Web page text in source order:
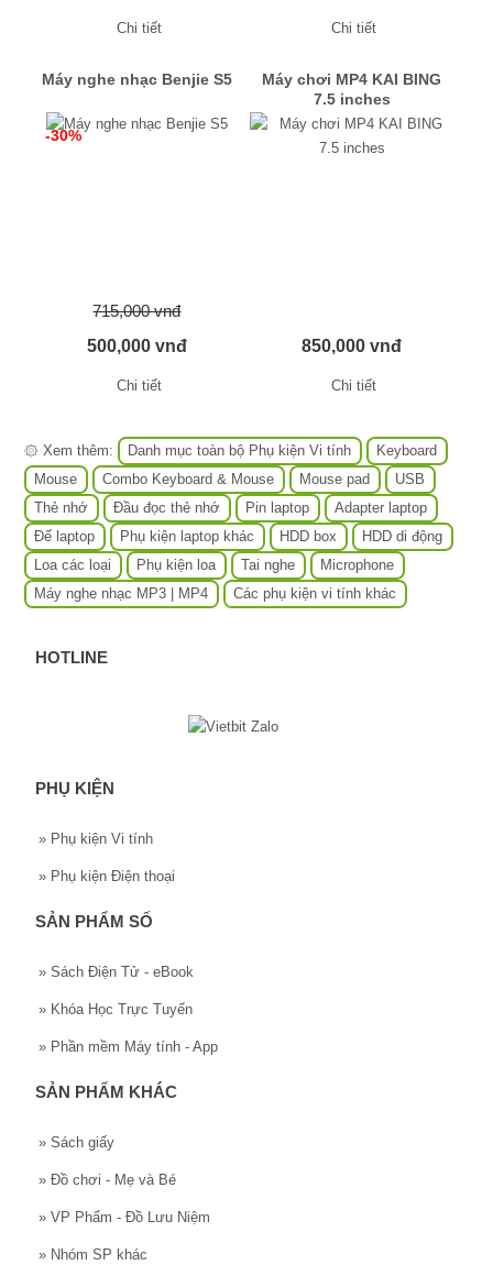
Chi tiết Chi tiết
Máy nghe nhạc Benjie S5
-30%
715,000 vnđ
500,000 vnđ
Chi tiết
Máy chơi MP4 KAI BING
7.5 inches
850,000 vnđ
Chi tiết
۞ Xem thêm: Danh mục toàn bộ Phụ kiện Vi tính
Keyboard
Mouse
Combo Keyboard & Mouse Mouse pad
USB
Thẻ nhớ
Đầu đọc thẻ nhớ Pin laptop
Adapter laptop
Đế laptop
Phụ kiện laptop khác HDD box
HDD di động
Loa các loại
Phụ kiện loa Tai nghe
Microphone
Máy nghe nhạc MP3 | MP4
Các phụ kiện vi tính khác
HOTLINE
PHỤ KIỆN
» Phụ kiện Vi tính
» Phụ kiện Điện thoại
SẢN PHẨM SỐ
» Sách Điện Tử - eBook
» Khóa Học Trực Tuyến
» Phần mềm Máy tính - App
SẢN PHẨM KHÁC
» Sách giấy
» Đồ chơi - Mẹ và Bé
» VP Phẩm - Đồ Lưu Niệm
» Nhóm SP khác